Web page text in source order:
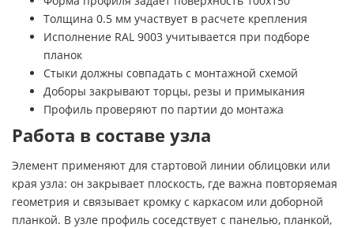
Толщина 0.5 мм участвует в расчете крепления
Исполнение RAL 9003 учитывается при подборе
планок
Стыки должны совпадать с монтажной схемой
Доборы закрывают торцы, резы и примыкания
Профиль проверяют по партии до монтажа
Работа в составе узла
Элемент применяют для стартовой линии облицовки или
края узла: он закрывает плоскость, где важна повторяемая
геометрия и связывает кромку с каркасом или доборной
планкой. В узле профиль соседствует с панелью, планкой,